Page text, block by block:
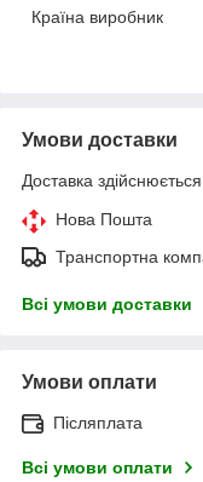
Країна виробник
Умови доставки
Доставка
Нова Пошта
Транспортна
Всі умови доставки
Умови оплати
Післяплата
Всі умови оплати